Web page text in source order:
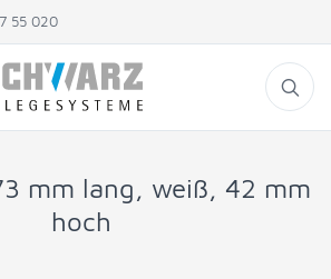
55 020
mm lang, weiß, 42 mm
hoch